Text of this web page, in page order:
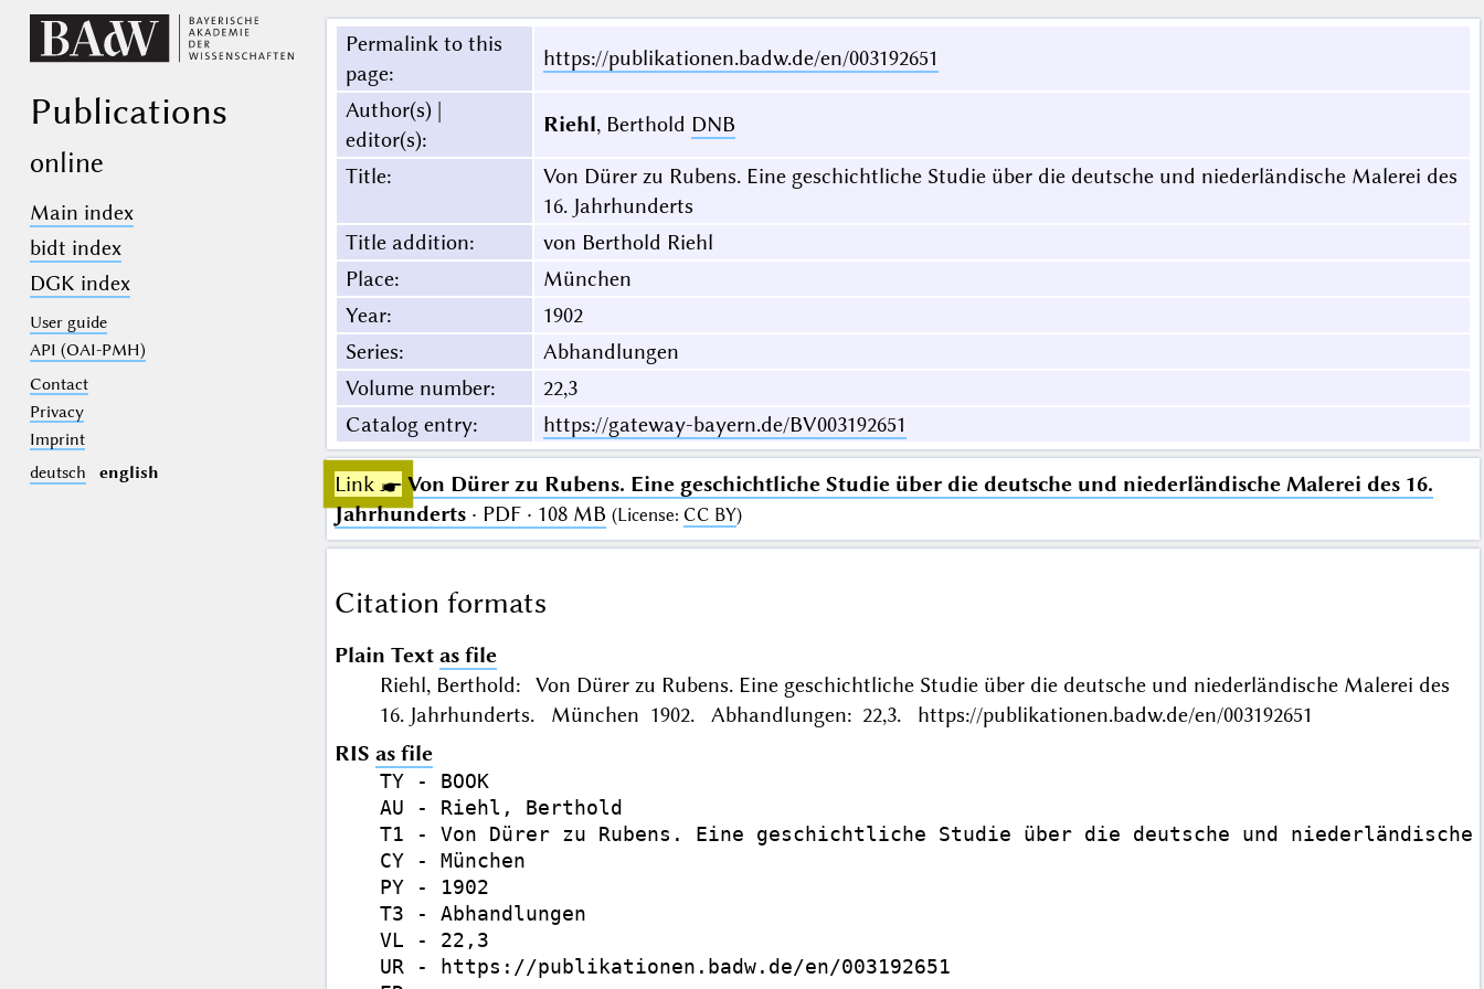
Publications
online
Main index
bidt index
DGK index
User guide
API (OAI-PMH)
Contact
Privacy
Imprint
deutsch
english
Permalink to this
page:
https://publikationen.badw.de/en/003192651
Author(s) |
editor(s):
Riehl, Berthold DNB
Title:
Von Dürer zu Rubens. Eine geschichtliche Studie über die deutsche und niederländische Malerei des
16. Jahrhunderts
Title addition:
von Berthold Riehl
Place:
München
Year:
1902
Series:
Abhandlungen
Volume number:
22,3
Catalog entry: https://gateway-bayern.de/BV003192651
Link ☛ Von Dürer zu Rubens. Eine geschichtliche Studie über die deutsche und niederländische Malerei des 16.
Jahrhunderts· PDF · 108 MB (License: CC BY)
Citation formats
Plain Text as file
Riehl, Berthold: Von Dürer zu Rubens. Eine geschichtliche Studie über die deutsche und niederländische Malerei des
16. Jahrhunderts. München 1902. Abhandlungen: 22,3. https://publikationen.badw.de/en/003192651
RIS as file
TY - BOOK
AU - Riehl, Berthold
T1 - Von Dürer zu Rubens. Eine geschichtliche Studie über die deutsche und
CY - München
PY - 1902
T3 - Abhandlungen
VL - 22,3
UR - https://publikationen.badw.de/en/003192651